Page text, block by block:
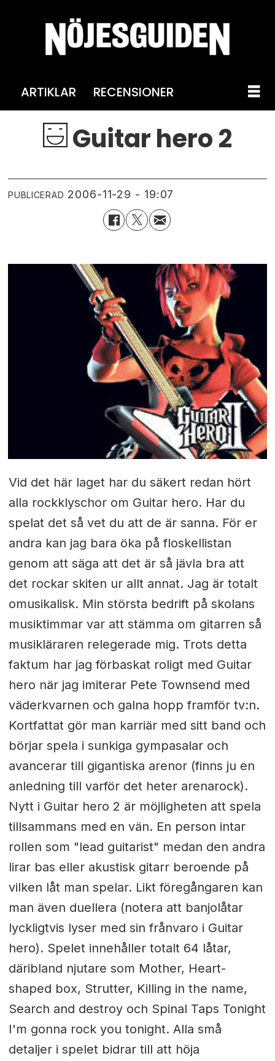
ARTIKLAR RECENSIONER
Guitar hero 2
PUBLICERAD 2006-11-29 - 19:07
Vid det här laget har du säkert redan hört
alla rockklyschor om Guitar hero. Har du
spelat det så vet du att de är sanna. För er
andra kan jag bara öka på floskellistan
genom att säga att det är så jävla bra att
det rockar skiten ur allt annat. Jag är totalt
omusikalisk. Min största bedrift på skolans
musiktimmar var att stämma om gitarren så
musikläraren relegerade mig. Trots detta
faktum har jag förbaskat roligt med Guitar
hero när jag imiterar Pete Townsend med
väderkvarnen och galna hopp framför tv:n.
Kortfattat gör man karriär med sitt band och
börjar spela i sunkiga gympasalar och
avancerar till gigantiska arenor (finns ju en
anledning till varför det heter arenarock).
Nytt i Guitar hero 2 är möjligheten att spela
tillsammans med en vän. En person intar
rollen som "lead guitarist" medan den andra
lirar bas eller akustisk gitarr beroende på
vilken låt man ­spelar. Likt föregångaren kan
man även duellera (notera att banjolåtar
lyckligtvis lyser med sin frånvaro i Guitar
hero). Spelet innehåller totalt 64 låtar,
däribland njutare som Mother, Heart-
shaped box, Strutter, Killing in the name,
Search and destroy och Spinal Taps Tonight
I'm gonna rock you tonight. Alla små
detaljer i spelet bidrar till att höja